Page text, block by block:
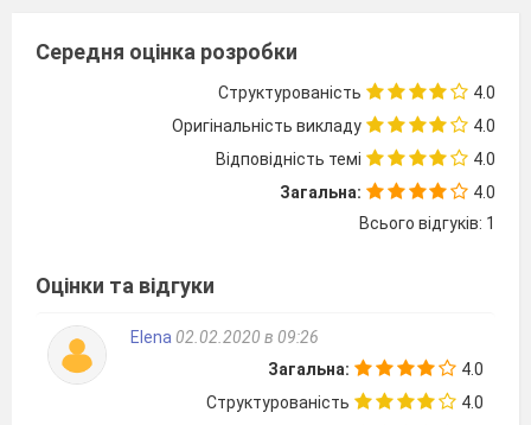
Середня оцінка розробки
Структурованість
4.0
Оригінальність викладу
4.0
Відповідність темі
4.0
Загальна:
4.0
Всього відгуків: 1
Оцінки та відгуки
Elena 02.02.2020 в 09:26
Загальна:
4.0
Структурованість
4.0